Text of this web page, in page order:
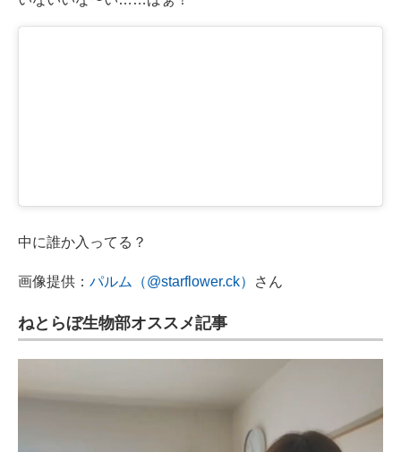
中に誰か入ってる？
画像提供： パルム（@starflower.ck） さん
ねとらぼ生物部オススメ記事